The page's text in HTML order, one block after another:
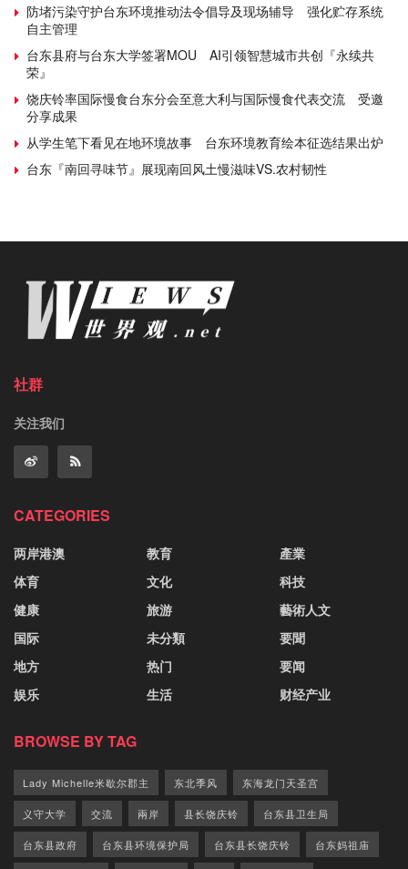
防堵污染守护台东环境推动法令倡导及现场辅导 强化贮存系统
自主管理
台东县府与台东大学签署MOU AI引领智慧城市共创『永续共
荣』
饶庆铃率国际慢食台东分会至意大利与国际慢食代表交流 受邀
分享成果
从学生笔下看见在地环境故事 台东环境教育绘本征选结果出炉
台东『南回寻味节』展现南回风土慢滋味VS.农村韧性
社群
关注我们
CATEGORIES
两岸港澳
体育
健康
国际
地方
娱乐
教育
文化
旅游
未分類
热门
生活
產業
科技
藝術人文
要聞
要闻
财经产业
BROWSE BY TAG
Lady Michelle米歇尔郡主 东北季风 东海龙门天圣宫
义守大学 交流 兩岸 县长饶庆铃 台东县卫生局
台东县政府 台东县环境保护局 台东县长饶庆铃 台东妈祖庙